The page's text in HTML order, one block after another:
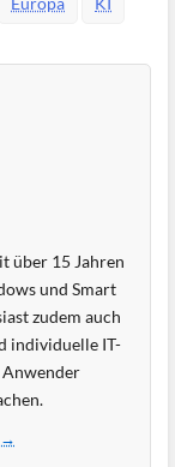
über 15 Jahren
und Smart
zudem auch
individuelle IT-
Anwender
→